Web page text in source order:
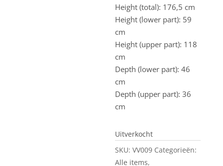
Height (total): 176,5 cm
Height (lower part): 59
cm
Height (upper part): 118
cm
Depth (lower part): 46
cm
Depth (upper part): 36
cm
Uitverkocht
SKU:VV009 Categorieën:
Alle items,